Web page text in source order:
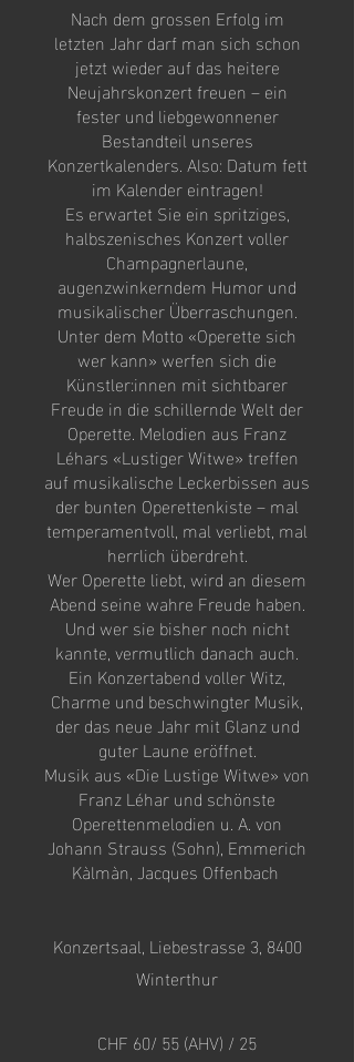
Nach dem grossen Erfolg im
letzten Jahr darf man sich schon
jetzt wieder auf das heitere
Neujahrskonzert freuen – ein
fester und liebgewonnener
Bestandteil unseres
Konzertkalenders. Also: Datum fett
im Kalender eintragen!
Es erwartet Sie ein spritziges,
halbszenisches Konzert voller
Champagnerlaune,
augenzwinkerndem Humor und
musikalischer Überraschungen.
Unter dem Motto «Operette sich
wer kann» werfen sich die
Künstler:innen mit sichtbarer
Freude in die schillernde Welt der
Operette. Melodien aus Franz
Léhars «Lustiger Witwe» treffen
auf musikalische Leckerbissen aus
der bunten Operettenkiste – mal
temperamentvoll, mal verliebt, mal
herrlich überdreht.
Wer Operette liebt, wird an diesem
Abend seine wahre Freude haben.
Und wer sie bisher noch nicht
kannte, vermutlich danach auch.
Ein Konzertabend voller Witz,
Charme und beschwingter Musik,
der das neue Jahr mit Glanz und
guter Laune eröffnet.
Musik aus «Die Lustige Witwe» von
Franz Léhar und schönste
Operettenmelodien u. A. von
Johann Strauss (Sohn), Emmerich
Kàlmàn, Jacques Offenbach
Konzertsaal, Liebestrasse 3, 8400
Winterthur
CHF 60/ 55 (AHV) / 25